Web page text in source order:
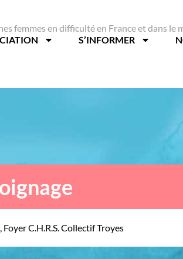
femmes en difficulté en France et dans le
S’INFORMER
C.H.R.S. Collectif Troyes